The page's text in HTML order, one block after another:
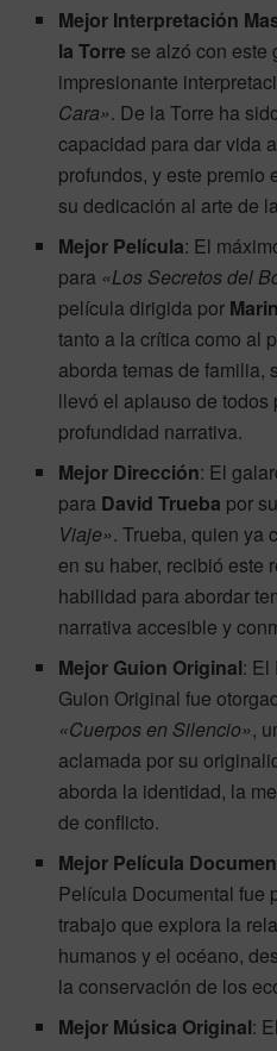
Mejor Interpretación
la Torre se alzó con este
impresionante
Cara». De la Torre ha
capacidad para dar vida
profundos, y este premio
su dedicación al arte de
Mejor Película: El
para «Los Secretos del
película dirigida por
tanto a la crítica como al
aborda temas de familia,
llevó el aplauso de
profundidad narrativa.
Mejor Dirección: El
para David Trueba por
Viaje». Trueba, quien ya
en su haber, recibió este
habilidad para abordar
narrativa accesible y
Mejor Guion Original: El
Guion Original fue
«Cuerpos en Silencio»,
aclamada por su
aborda la identidad, la
de conflicto.
Mejor Película
Película Documental fue
trabajo que explora la
humanos y el océano,
la conservación de los
Mejor Música Original: